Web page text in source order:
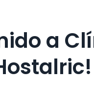
a